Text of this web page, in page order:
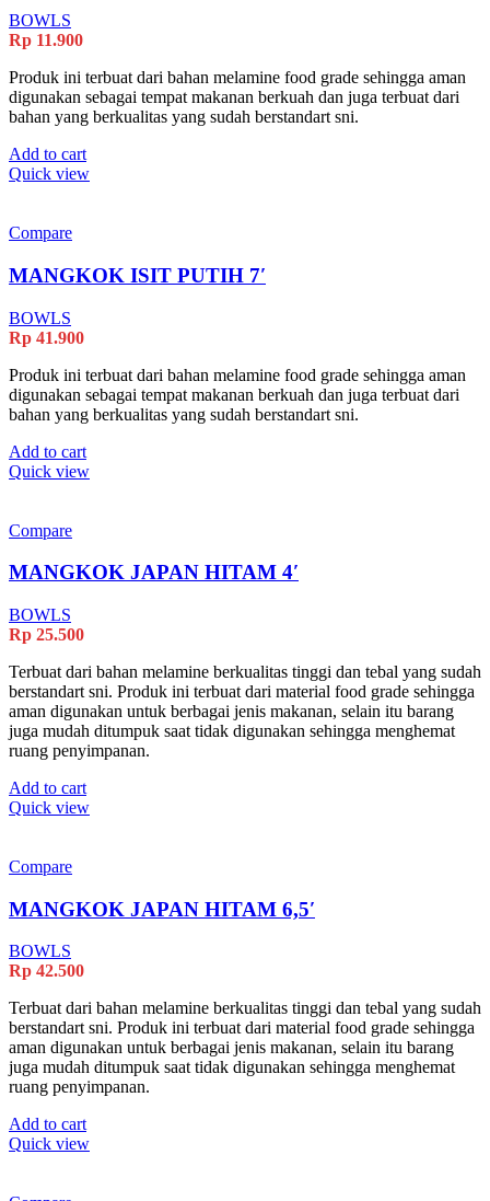
BOWLS
Rp 11.900
Produk ini terbuat dari bahan melamine food grade sehingga aman
digunakan sebagai tempat makanan berkuah dan juga terbuat dari
bahan yang berkualitas yang sudah berstandart sni.
Add to cart
Quick view
Compare
MANGKOK ISIT PUTIH 7′
BOWLS
Rp 41.900
Produk ini terbuat dari bahan melamine food grade sehingga aman
digunakan sebagai tempat makanan berkuah dan juga terbuat dari
bahan yang berkualitas yang sudah berstandart sni.
Add to cart
Quick view
Compare
MANGKOK JAPAN HITAM 4′
BOWLS
Rp 25.500
Terbuat dari bahan melamine berkualitas tinggi dan tebal yang sudah
berstandart sni. Produk ini terbuat dari material food grade sehingga
aman digunakan untuk berbagai jenis makanan, selain itu barang
juga mudah ditumpuk saat tidak digunakan sehingga menghemat
ruang penyimpanan.
Add to cart
Quick view
Compare
MANGKOK JAPAN HITAM 6,5′
BOWLS
Rp 42.500
Terbuat dari bahan melamine berkualitas tinggi dan tebal yang sudah
berstandart sni. Produk ini terbuat dari material food grade sehingga
aman digunakan untuk berbagai jenis makanan, selain itu barang
juga mudah ditumpuk saat tidak digunakan sehingga menghemat
ruang penyimpanan.
Add to cart
Quick view